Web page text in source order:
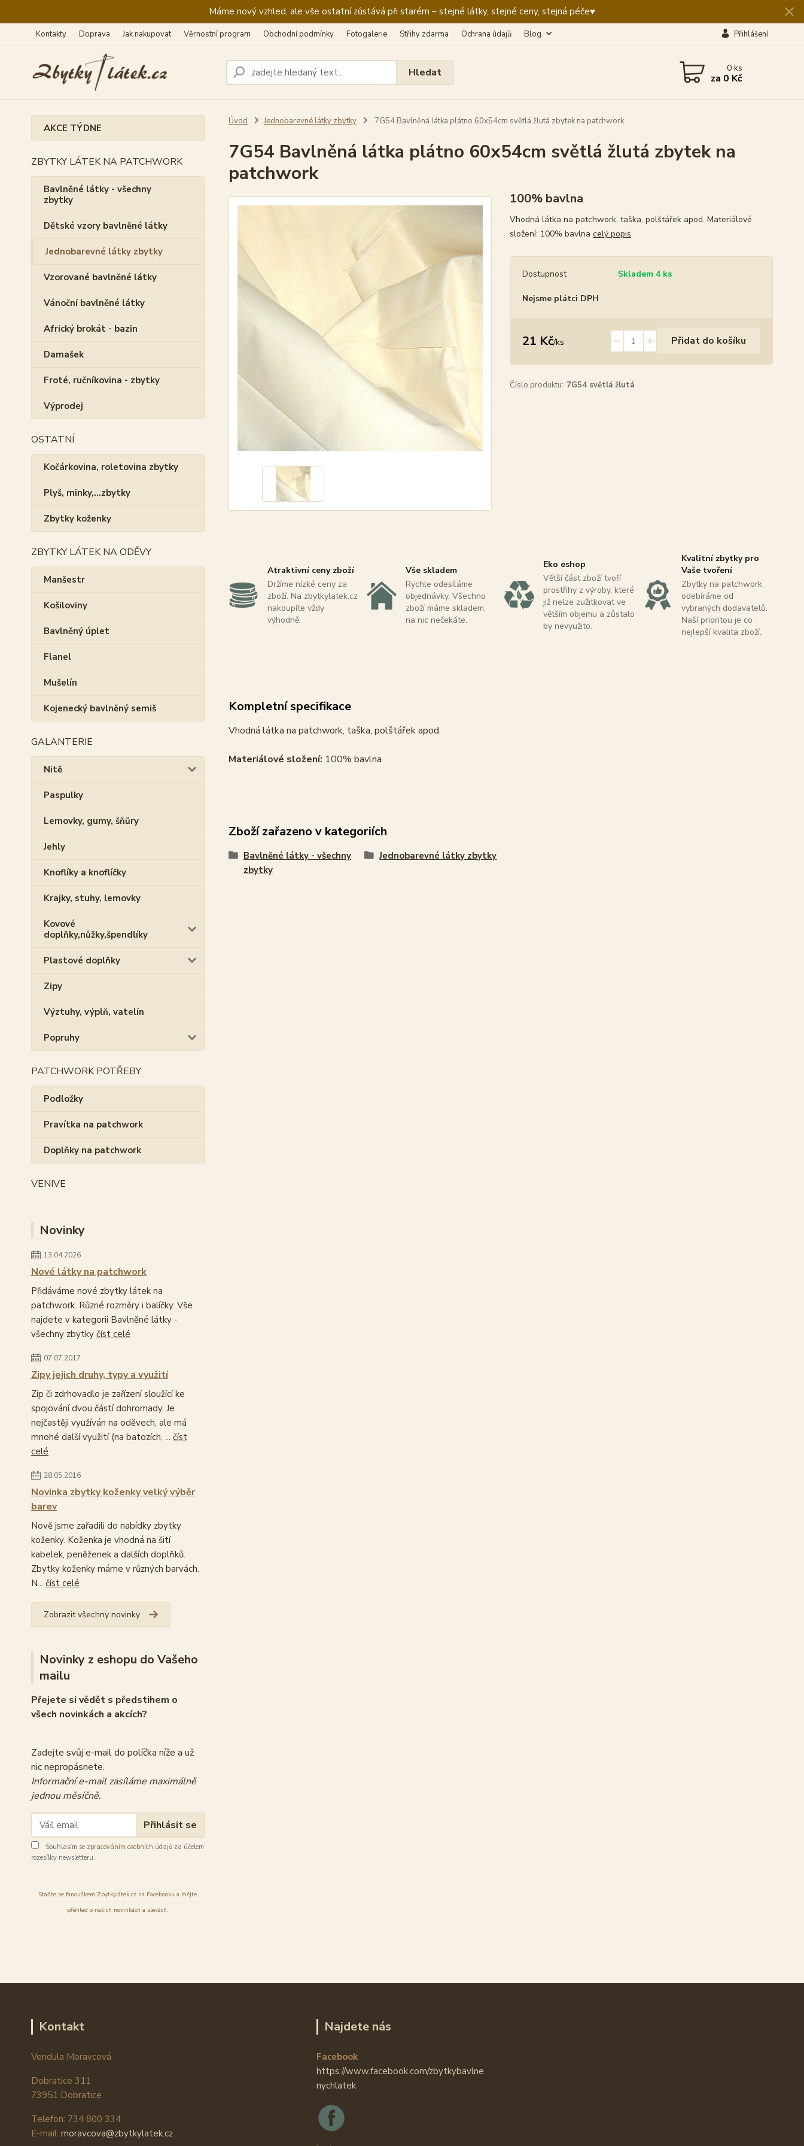
Máme nový vzhled, ale vše ostatní zůstává při starém – stejné látky, stejné ceny, stejná péče♥️
Kontakty Doprava Jak nakupovat Věrnostní program Obchodní podmínky Fotogalerie Střihy zdarma Ochrana údajů Blog Přihlášení
Hledat 0ks
za 0 Kč
AKCE TÝDNE
ZBYTKY LÁTEK NA PATCHWORK
Bavlněné látky - všechny
zbytky
Dětské vzory bavlněné látky
Jednobarevné látky zbytky
Vzorované bavlněné látky
Vánoční bavlněné látky
Africký brokát - bazin
Damašek
Froté, ručníkovina - zbytky
Výprodej
OSTATNÍ
Kočárkovina, roletovina zbytky
Plyš, minky,...zbytky
Zbytky koženky
ZBYTKY LÁTEK NA ODĚVY
Manšestr
Košiloviny
Bavlněný úplet
Flanel
Mušelín
Kojenecký bavlněný semiš
GALANTERIE
Nitě
Paspulky
Lemovky, gumy, šňůry
Jehly
Knoflíky a knoflíčky
Krajky, stuhy, lemovky
Kovové
doplňky,nůžky,špendlíky
Plastové doplňky
Zipy
Výztuhy, výplň, vatelín
Popruhy
PATCHWORK POTŘEBY
Podložky
Pravítka na patchwork
Doplňky na patchwork
VENIVE
Novinky
13.04.2026
Nové látky na patchwork
Přidáváme nové zbytky látek na
patchwork. Různé rozměry i balíčky. Vše
najdete v kategorii Bavlněné látky -
všechny zbytky číst celé
07.07.2017
Zipy jejich druhy, typy a využití
Zip či zdrhovadlo je zařízení sloužící ke
spojování dvou částí dohromady. Je
nejčastěji využíván na oděvech, ale má
mnohé další využití (na batozích, ... číst
celé
28.05.2016
Novinka zbytky koženky velký výběr
barev
Nově jsme zařadili do nabídky zbytky
koženky. Koženka je vhodná na šití
kabelek, peněženek a dalších doplňků.
Zbytky koženky máme v různých barvách.
N... číst celé
Zobrazit všechny novinky
Novinky z eshopu do Vašeho
mailu
Přejete si vědět s předstihem o
všech novinkách a akcích?
Zadejte svůj e-mail do políčka níže a už
nic nepropásnete.
Informační e-mail zasíláme maximálně
jednou měsíčně.
Přihlásit se
Souhlasím se zpracováním osobních údajů za účelem
rozesílky newsletteru.
Staňte se fanouškem Zbytkylátek.cz na Facebooku a mějte
přehled o našich novinkách a slevách.
Úvod Jednobarevné látky zbytky 7G54 Bavlněná látka plátno 60x54cm světlá žlutá zbytek na patchwork
7G54 Bavlněná látka plátno 60x54cm světlá žlutá zbytek na
patchwork
100% bavlna
Vhodná látka na patchwork, taška, polštářek apod. Materiálové
složení: 100% bavlna celý popis
Dostupnost Skladem 4 ks
Nejsme plátci DPH
21 Kč/ks Přidat do košíku
Číslo produktu: 7G54 světlá žlutá
Atraktivní ceny zboží
Držíme nízké ceny za
zboží. Na zbytkylatek.cz
nakoupíte vždy
výhodně.
Vše skladem
Rychle odesíláme
objednávky. Všechno
zboží máme skladem,
na nic nečekáte.
Eko eshop
Větší část zboží tvoří
prostřihy z výroby, které
již nelze zužitkovat ve
větším objemu a zůstalo
by nevyužito.
Kvalitní zbytky pro
Vaše tvoření
Zbytky na patchwork
odebíráme od
vybraných dodavatelů.
Naší prioritou je co
nejlepší kvalita zboží.
Kompletní specifikace
Vhodná látka na patchwork, taška, polštářek apod.
Materiálové složení: 100% bavlna
Zboží zařazeno v kategoriích
Bavlněné látky - všechny
zbytky
Jednobarevné látky zbytky
Kontakt
Vendula Moravcová
Dobratice 311
73951 Dobratice
Telefon: 734 800 334
E-mail: moravcova@zbytkylatek.cz
Najdete nás
Facebook
https://www.facebook.com/zbytkybavlne
nychlatek